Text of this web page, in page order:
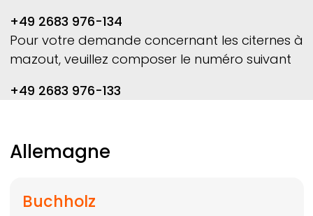
+49 2683 976-134
Pour votre demande concernant les citernes à
mazout, veuillez composer le numéro suivant
+49 2683 976-133
Allemagne
Buchholz